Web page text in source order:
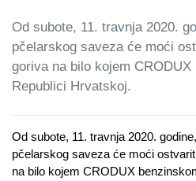
Od subote, 11. travnja 2020.
pčelarskog saveza će moći
goriva na bilo kojem
Republici Hrvatskoj.
Od subote, 11. travnja 2020.
pčelarskog saveza će moći
na bilo kojem CRODUX